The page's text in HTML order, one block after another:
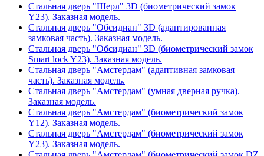
Стальная дверь "Шерл" 3D (биометрический замок
Y23). Заказная модель.
Стальная дверь "Обсидиан" 3D (адаптированная
замковая часть). Заказная модель.
Стальная дверь "Обсидиан" 3D (биометрический замок
Smart lock Y23). Заказная модель.
Стальная дверь "Амстердам" (адаптивная замковая
часть). Заказная модель.
Стальная дверь "Амстердам" (умная дверная ручка).
Заказная модель.
Стальная дверь "Амстердам" (биометрический замок
Y12). Заказная модель.
Стальная дверь "Амстердам" (биометрический замок
Y23). Заказная модель.